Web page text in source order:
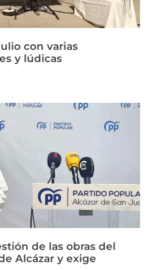
con varias
y lúdicas
de las obras del
Alcázar y exige